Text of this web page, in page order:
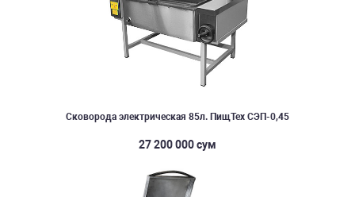
Сковорода электрическая 85л. ПищТех СЭП-0,45
27 200 000 сум